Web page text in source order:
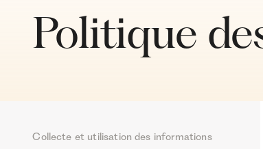
Politique
Collecte et utilisation des informations